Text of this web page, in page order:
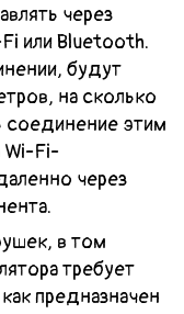
через
или Bluetooth.
будут
на сколько
этим
Wi-Fi-
через
в том
требует
предназначен